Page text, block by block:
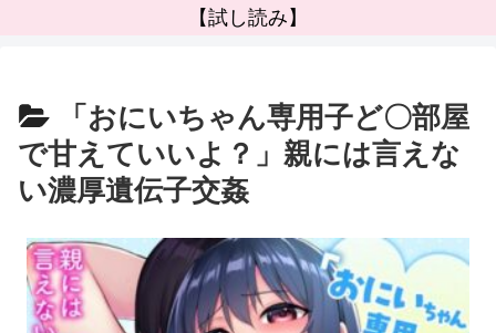
【試し読み】
「おにいちゃん専用子ど〇部屋
で甘えていいよ？」親には言えな
い濃厚遺伝子交姦